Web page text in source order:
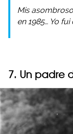
Mis
en 1985… Yo
7. Un padre